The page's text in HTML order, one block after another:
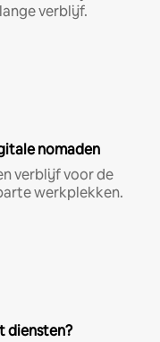
verblijf.
nomaden
verblijf voor de
werkplekken.
diensten?